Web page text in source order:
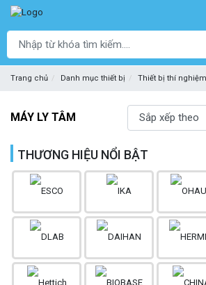
Trang chủ Danh mục thiết bị Thiết bị thí
MÁY LY TÂM
THƯƠNG HIỆU NỔI BẬT